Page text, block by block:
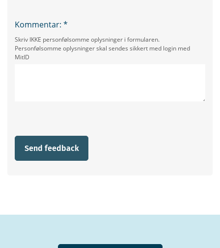
Kommentar: *
Skriv IKKE personfølsomme oplysninger i formularen.
Personfølsomme oplysninger skal sendes sikkert med login med
MitID